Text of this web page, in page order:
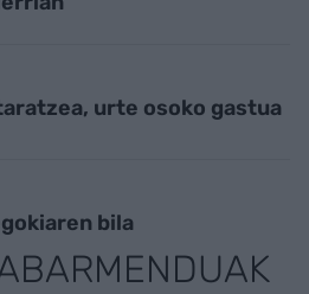
urte osoko gastua
bila